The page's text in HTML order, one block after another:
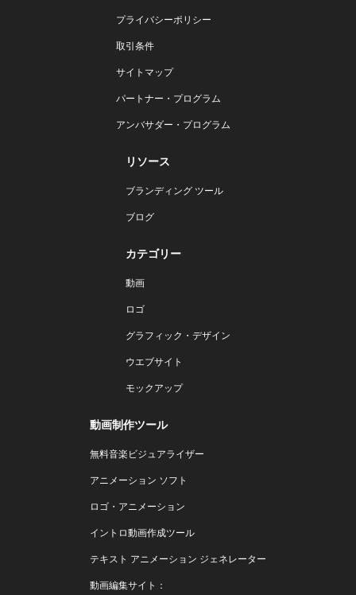
プライバシーポリシー
取引条件
サイトマップ
パートナー・プログラム
アンバサダー・プログラム
リソース
ブランディング ツール
ブログ
カテゴリー
動画
ロゴ
グラフィック・デザイン
ウエブサイト
モックアップ
動画制作ツール
無料音楽ビジュアライザー
アニメーション ソフト
ロゴ・アニメーション
イントロ動画作成ツール
テキスト アニメーション ジェネレーター
動画編集サイト：